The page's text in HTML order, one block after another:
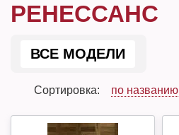
РЕНЕССАНС
ВСЕ МОДЕЛИ
Сортировка: по названию